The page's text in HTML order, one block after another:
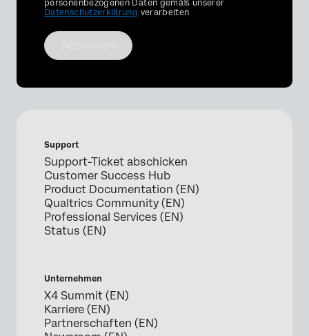
personenbezogenen Daten gemäß unserer
Datenschutzerklärung verarbeiten
Support
Support-Ticket abschicken
Customer Success Hub
Product Documentation (EN)
Qualtrics Community (EN)
Professional Services (EN)
Status (EN)
Unternehmen
X4 Summit (EN)
Karriere (EN)
Partnerschaften (EN)